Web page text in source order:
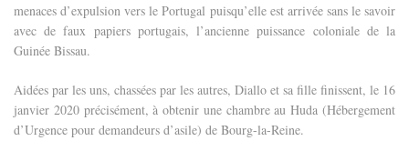
menaces d’expulsion vers le Portugal puisqu’elle est arrivée sans le savoir
avec de faux papiers portugais, l’ancienne puissance coloniale de la
Guinée Bissau.
Aidées par les uns, chassées par les autres, Diallo et sa fille finissent, le 16
janvier 2020 précisément, à obtenir une chambre au Huda (Hébergement
d’Urgence pour demandeurs d’asile) de Bourg-la-Reine.